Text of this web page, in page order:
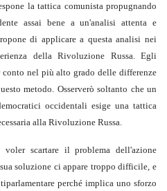
la tattica comunista propugnando
assai bene a un'analisi attenta e
di applicare a questa analisi nei
della Rivoluzione Russa. Egli
conto nel più alto grado delle differenze
metodo. Osserverò soltanto che un
occidentali esige una tattica
alla Rivoluzione Russa.
scartare il problema dell'azione
soluzione ci appare troppo difficile, e
perché implica uno sforzo